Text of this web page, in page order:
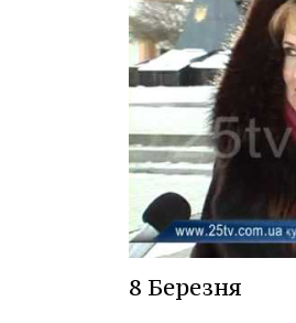
8 Березня